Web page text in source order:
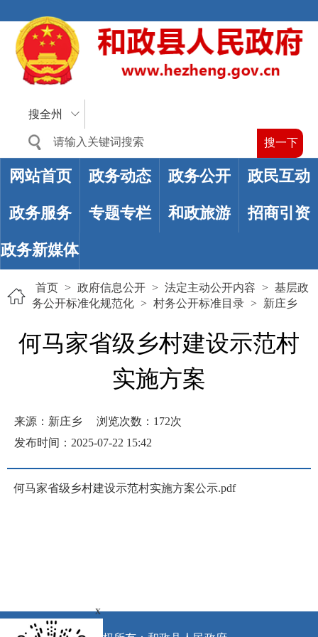
搜全州
网站首页 政务动态 政务公开 政民互动
政务服务 专题专栏 和政旅游 招商引资
政务新媒体
首页 > 政府信息公开 > 法定主动公开内容 > 基层政
务公开标准化规范化 > 村务公开标准目录 > 新庄乡
何马家省级乡村建设示范村
实施方案
来源：新庄乡 浏览次数： 172次
发布时间：2025-07-22 15:42
何马家省级乡村建设示范村实施方案公示.pdf
x